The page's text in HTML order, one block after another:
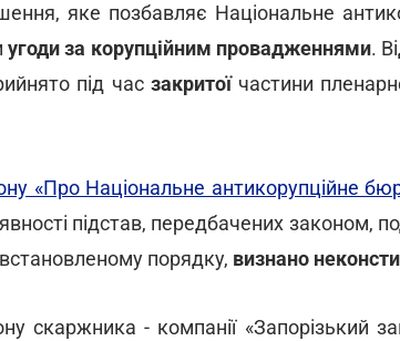
яке позбавляє Національне
угоди за корупційним провадженнями.
під час закритої частини
«Про Національне антикорупційне
підстав, передбачених законом,
порядку, визнано
скаржника - компанії «Запорізький